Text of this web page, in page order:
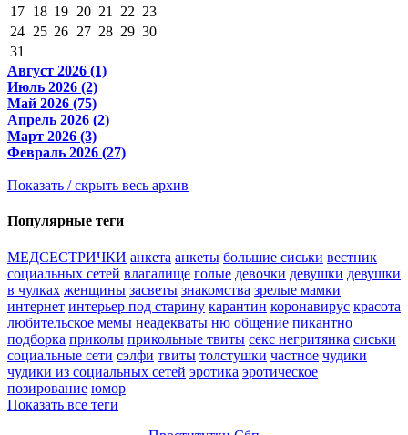
17 18 19 20 21 22 23
24 25 26 27 28 29 30
31
Август 2026 (1)
Июль 2026 (2)
Май 2026 (75)
Апрель 2026 (2)
Март 2026 (3)
Февраль 2026 (27)
Показать / скрыть весь архив
Популярные теги
МЕДСЕСТРИЧКИ анкета анкеты большие сиськи вестник
социальных сетей влагалище голые девочки девушки девушки
в чулках женщины засветы знакомства зрелые мамки
интернет интерьер под старину карантин коронавирус красота
любительское мемы неадекваты ню общение пикантно
подборка приколы прикольные твиты секс негритянка сиськи
социальные сети сэлфи твиты толстушки частное чудики
чудики из социальных сетей эротика эротическое
позирование юмор
Показать все теги